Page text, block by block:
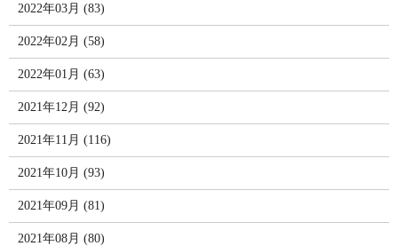
2022年03月 (83)
2022年02月 (58)
2022年01月 (63)
2021年12月 (92)
2021年11月 (116)
2021年10月 (93)
2021年09月 (81)
2021年08月 (80)